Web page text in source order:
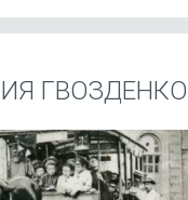
ГВОЗДЕНКО